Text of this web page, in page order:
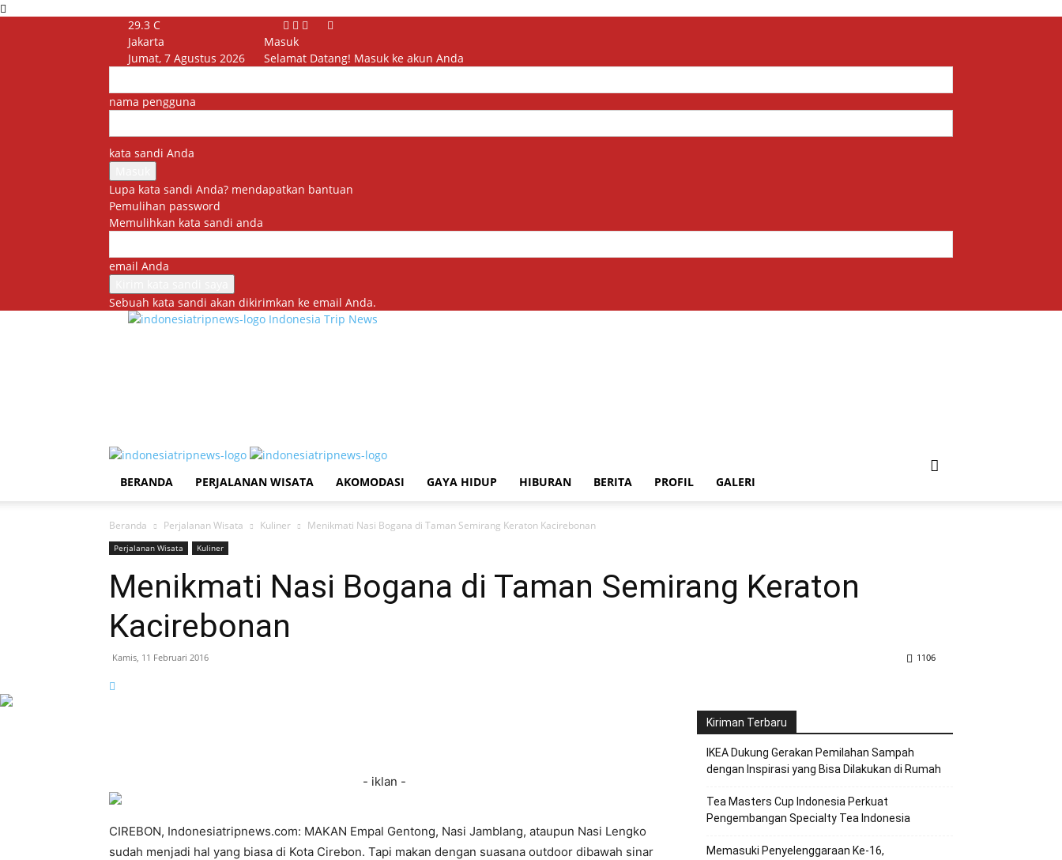
29.3 C
Jakarta
Jumat, 7 Agustus 2026
Masuk
Selamat Datang! Masuk ke akun Anda
nama pengguna
kata sandi Anda
Lupa kata sandi Anda? mendapatkan bantuan
Pemulihan password
Memulihkan kata sandi anda
email Anda
Sebuah kata sandi akan dikirimkan ke email Anda.
Indonesia Trip News
BERANDA PERJALANAN WISATA AKOMODASI GAYA HIDUP HIBURAN BERITA PROFIL GALERI
Beranda Perjalanan Wisata Kuliner Menikmati Nasi Bogana di Taman Semirang Keraton Kacirebonan
Perjalanan Wisata Kuliner
Menikmati Nasi Bogana di Taman Semirang Keraton
Kacirebonan
Kamis, 11 Februari 2016 1106
- iklan -
CIREBON, Indonesiatripnews.com: MAKAN Empal Gentong, Nasi Jamblang, ataupun Nasi Lengko
sudah menjadi hal yang biasa di Kota Cirebon. Tapi makan dengan suasana outdoor dibawah sinar
Kiriman Terbaru
IKEA Dukung Gerakan Pemilahan Sampah
dengan Inspirasi yang Bisa Dilakukan di Rumah
Tea Masters Cup Indonesia Perkuat
Pengembangan Specialty Tea Indonesia
Memasuki Penyelenggaraan Ke-16,